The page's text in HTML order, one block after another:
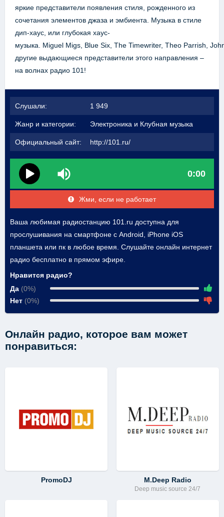
яркие представители появления стиля, рожденного из
сочетания элементов джаза и эмбиента. Музыка в стиле
дип-хаус, или глубокая хаус-
музыка. Miguel Migs, Blue Six, The Timewriter, Theo Parrish,
другие выдающиеся представители этого направления –
на волнах радио 101!
Слушали: 1 949
Жанр и категории: Электроника и Клубная музыка
Официальный сайт: http://101.ru/
0:00
Жми, если не работает
Ваша любимая радиостанцию 101.ru доступна для
прослушивания на смартфоне с Android, iPhone iOS
планшета или пк в любое время. Слушайте онлайн интернет
радио бесплатно в прямом эфире.
Нравится радио?
Да (0%)
Нет (0%)
Онлайн радио, которое вам может
понравиться:
PromoDJ M.Deep Radio
Deep music source 24/7